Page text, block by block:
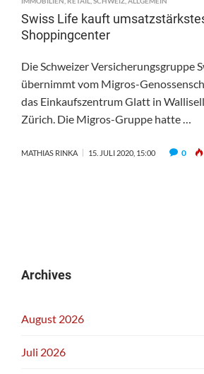
Swiss Life kauft
Shoppingcenter
Die Schweizer Versicherungsgruppe
übernimmt vom Migros-
das Einkaufszentrum Glatt in
Zürich. Die Migros-Gruppe hatte …
MATHIAS RINKA 15. JULI 2020, 15:00 0
Archives
August 2026
Juli 2026